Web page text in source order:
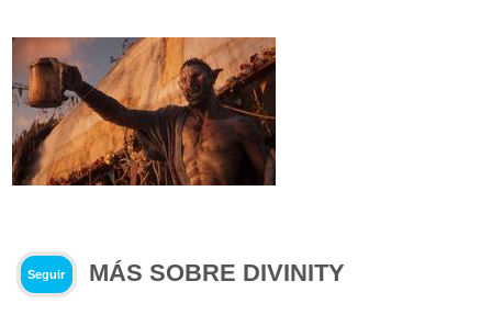
Seguir MÁS SOBRE DIVINITY